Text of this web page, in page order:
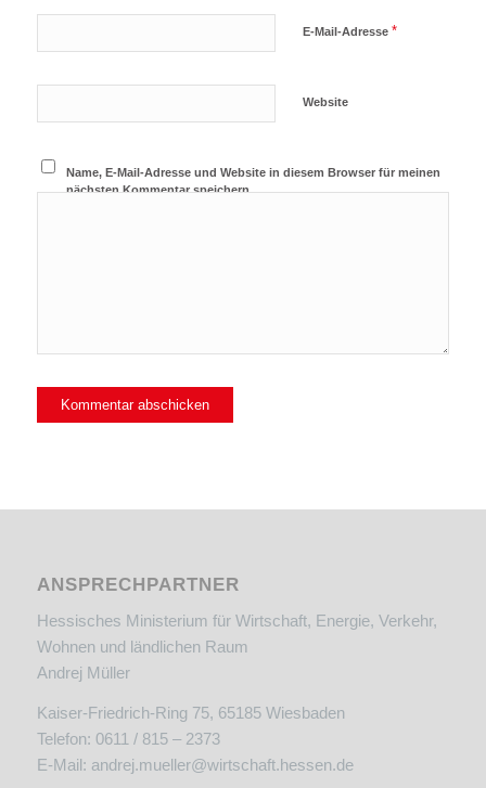
E-Mail-Adresse *
Website
Name, E-Mail-Adresse und Website in diesem Browser für meinen
nächsten Kommentar speichern.
ANSPRECHPARTNER
Hessisches Ministerium für Wirtschaft, Energie, Verkehr,
Wohnen und ländlichen Raum
Andrej Müller
Kaiser-Friedrich-Ring 75, 65185 Wiesbaden
Telefon: 0611 / 815 – 2373
E-Mail: andrej.mueller@wirtschaft.hessen.de